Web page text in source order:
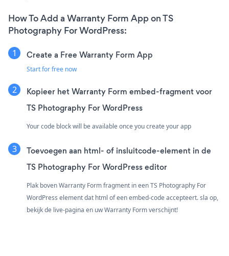
How To Add a Warranty Form App on TS
Photography For WordPress:
Create a Free Warranty Form App
Start for free now
Kopieer het Warranty Form embed-fragment voor
TS Photography For WordPress
Your code block will be available once you create your app
Toevoegen aan html- of insluitcode-element in de
TS Photography For WordPress editor
Plak boven Warranty Form fragment in een TS Photography For
WordPress element dat html of een embed-code accepteert. sla op,
bekijk de live-pagina en uw Warranty Form verschijnt!